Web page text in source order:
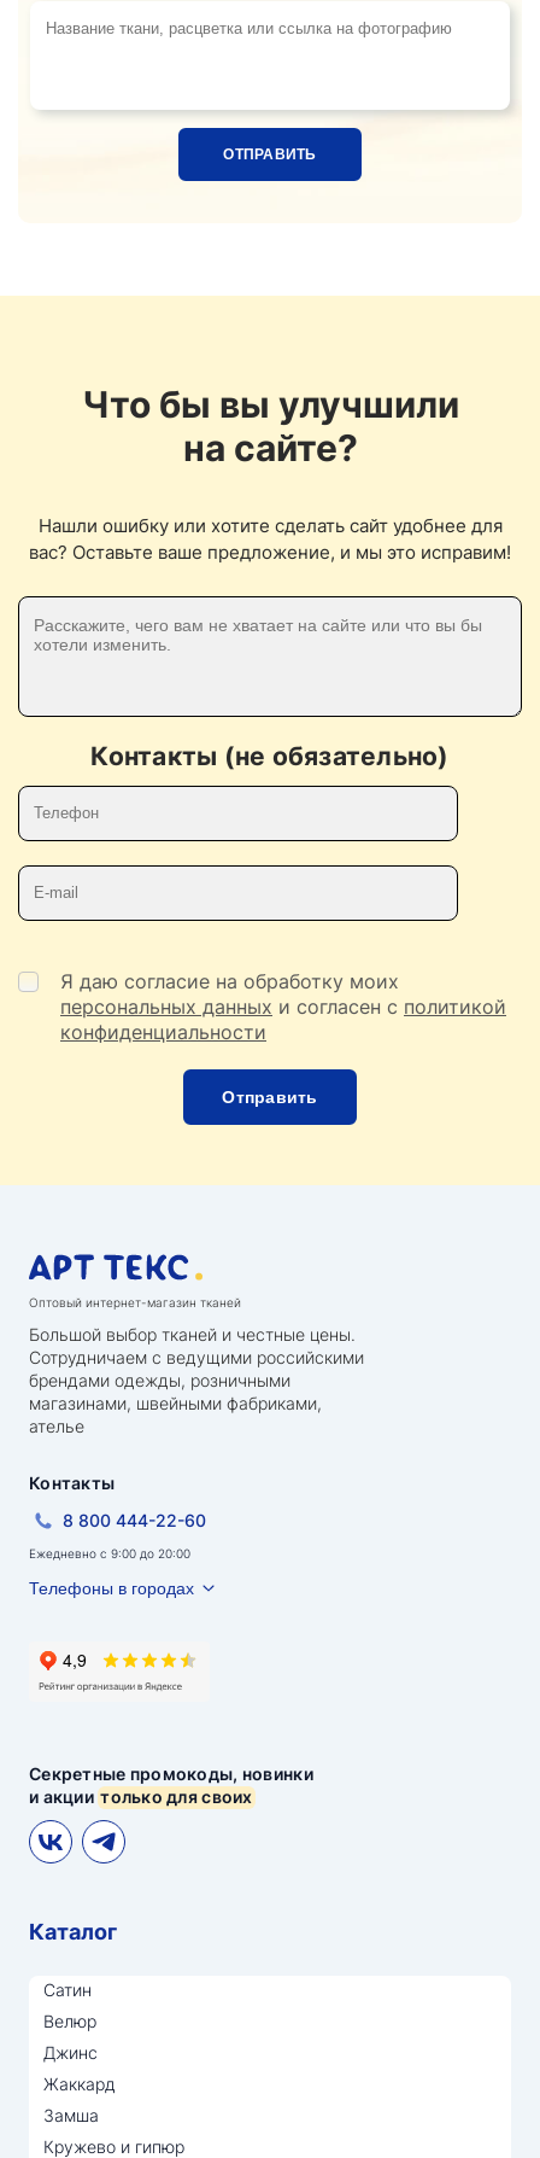
Что бы вы улучшили
на сайте?
Нашли ошибку или хотите сделать сайт удобнее для
вас? Оставьте ваше предложение, и мы это исправим!
Контакты (не обязательно)
Я даю согласие на обработку моих
персональных данных и согласен с политикой
конфиденциальности
Оптовый интернет-магазин тканей
Большой выбор тканей и честные цены.
Сотрудничаем с ведущими российскими
брендами одежды, розничными
магазинами, швейными фабриками,
ателье
Секретные промокоды, новинки
и акциитолько для своих
Контакты
8 800 444-22-60
Ежедневно с 9:00 до 20:00
Телефоны в городах
Каталог
Сатин
Велюр
Джинс
Жаккард
Замша
Кружево и гипюр